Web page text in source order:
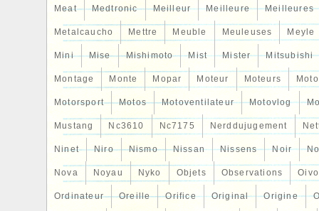
Meat Medtronic Meilleur Meilleure Meilleures
Metalcaucho Mettre Meuble Meuleuses Meyle
Mini Mise Mishimoto Mist Mister Mitsubishi
Montage Monte Mopar Moteur Moteurs Moto
Motorsport Motos Motoventilateur Motovlog
Mustang Nc3610 Nc7175 Nerddujugement
Ninet Niro Nismo Nissan Nissens Noir
Nova Noyau Nyko Objets Observations Oivo
Ordinateur Oreille Orifice Original Origine